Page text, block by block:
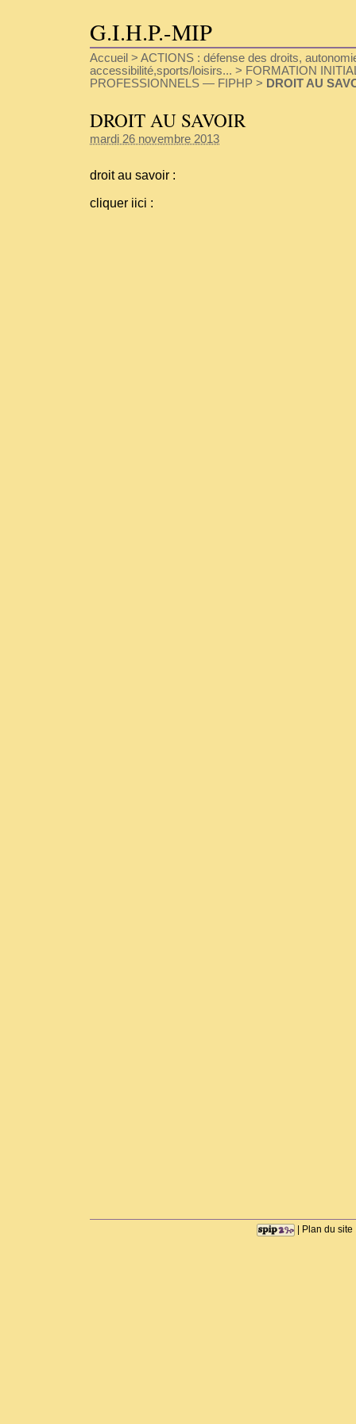
G.I.H.P.-MIP
Accueil > ACTIONS : défense des droits,
accessibilité,sports/loisirs... > FORMATION
PROFESSIONNELS — FIPHP > DROIT AU
DROIT AU SAVOIR
mardi 26 novembre 2013
droit au savoir :
cliquer iici :
Plan du site